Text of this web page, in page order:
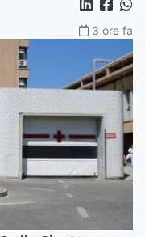
3 ore fa